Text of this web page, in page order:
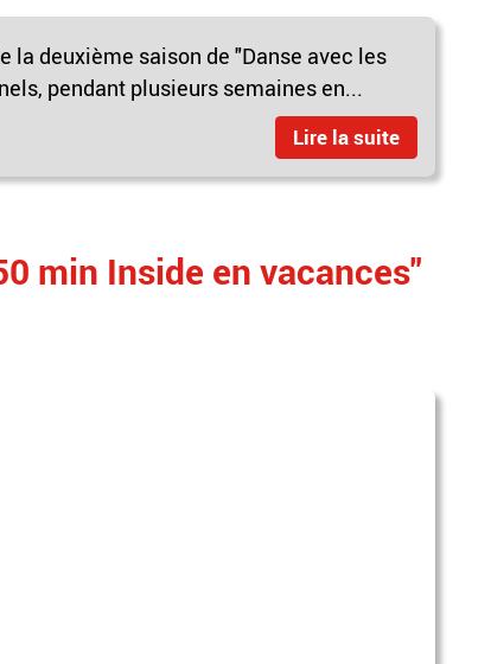
la deuxième saison de "Danse avec les
pendant plusieurs semaines en...
Lire la suite
min Inside en vacances"